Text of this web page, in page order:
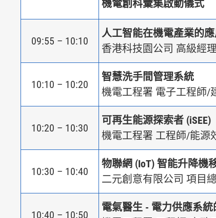
機電創科彙集啟動儀式
09:55 – 10:10
人工智能在機電產業的
香港科技園公司 高級經
10:10 – 10:20
智慧洗手間管理系統
機電工程署 電子工程師/
10:20 – 10:30
可再生能源探索者 (iSEE)
機電工程署 工程師/能源
10:30 – 10:40
物聯網 (IoT) 智能升降機
二元創意有限公司 項目
10:40 – 10:50
電氣醫生 - 電力供應系